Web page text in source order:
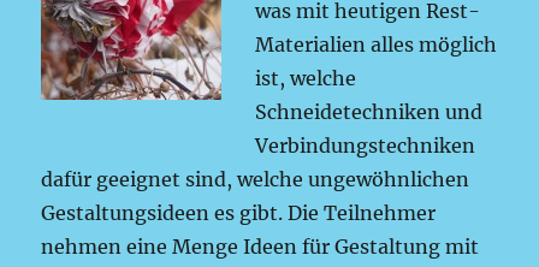
was mit heutigen Rest-
Materialien alles möglich
ist, welche
Schneidetechniken und
Verbindungstechniken
dafür geeignet sind, welche ungewöhnlichen
Gestaltungsideen es gibt. Die Teilnehmer
nehmen eine Menge Ideen für Gestaltung mit